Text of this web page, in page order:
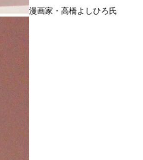
漫画家・高橋よしひろ氏